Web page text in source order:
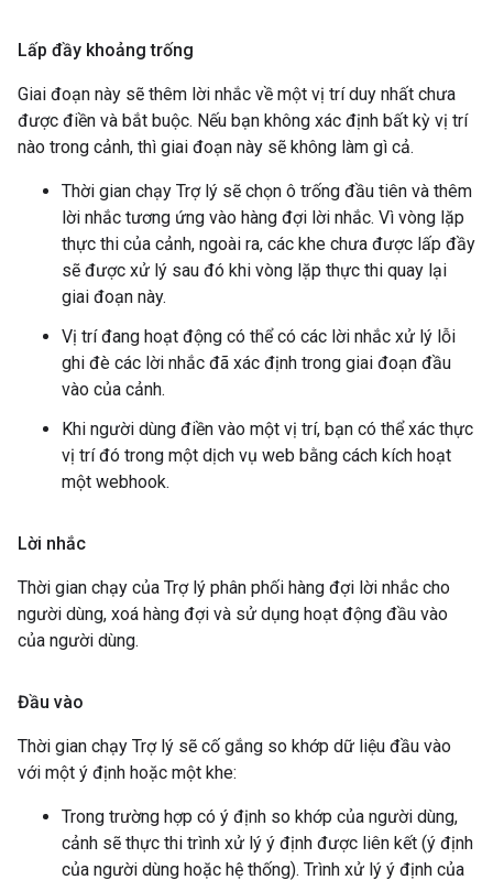
Lấp đầy khoảng trống
Giai đoạn này sẽ thêm lời nhắc về một vị trí duy nhất chưa
được điền và bắt buộc. Nếu bạn không xác định bất kỳ vị trí
nào trong cảnh, thì giai đoạn này sẽ không làm gì cả.
Thời gian chạy Trợ lý sẽ chọn ô trống đầu tiên và thêm
lời nhắc tương ứng vào hàng đợi lời nhắc. Vì vòng lặp
thực thi của cảnh, ngoài ra, các khe chưa được lấp đầy
sẽ được xử lý sau đó khi vòng lặp thực thi quay lại
giai đoạn này.
Vị trí đang hoạt động có thể có các lời nhắc xử lý lỗi
ghi đè các lời nhắc đã xác định trong giai đoạn đầu
vào của cảnh.
Khi người dùng điền vào một vị trí, bạn có thể xác thực
vị trí đó trong một dịch vụ web bằng cách kích hoạt
một webhook.
Lời nhắc
Thời gian chạy của Trợ lý phân phối hàng đợi lời nhắc cho
người dùng, xoá hàng đợi và sử dụng hoạt động đầu vào
của người dùng.
Đầu vào
Thời gian chạy Trợ lý sẽ cố gắng so khớp dữ liệu đầu vào
với một ý định hoặc một khe:
Trong trường hợp có ý định so khớp của người dùng,
cảnh sẽ thực thi trình xử lý ý định được liên kết (ý định
của người dùng hoặc hệ thống). Trình xử lý ý định của